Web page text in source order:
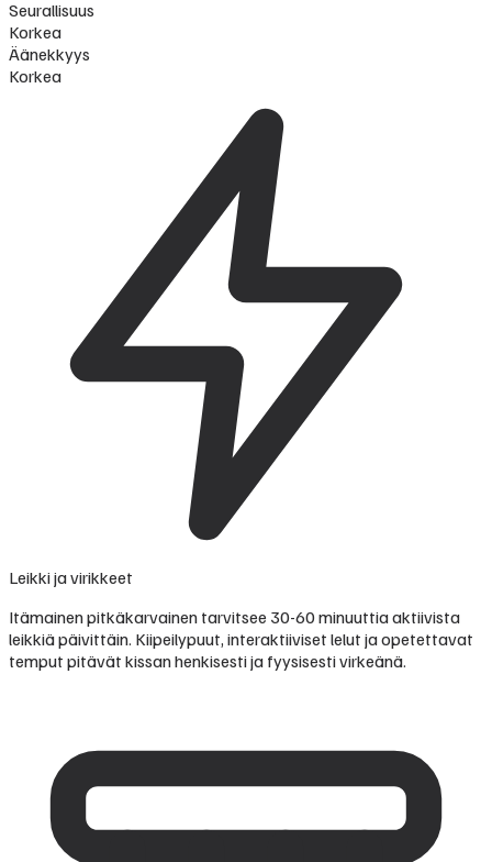
Seurallisuus
Korkea
Äänekkyys
Korkea
Leikki ja virikkeet
Itämainen pitkäkarvainen tarvitsee 30-60 minuuttia aktiivista
leikkiä päivittäin. Kiipeilypuut, interaktiiviset lelut ja opetettavat
temput pitävät kissan henkisesti ja fyysisesti virkeänä.